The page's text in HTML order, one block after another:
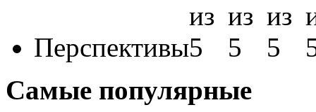
Перспективы
Самые популярные